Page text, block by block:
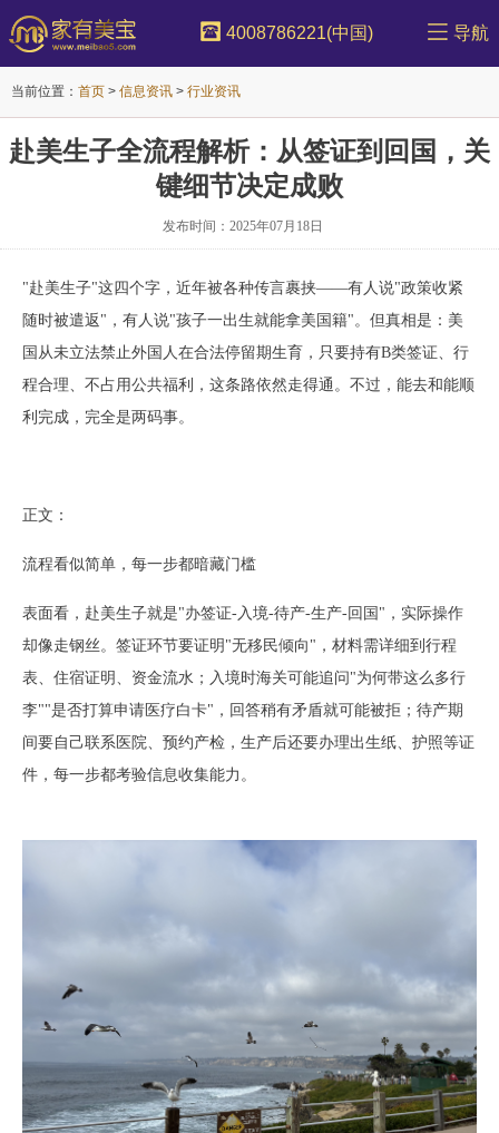
4008786221(中国) 导航
当前位置： 首页 > 信息资讯 > 行业资讯
赴美生子全流程解析：从签证到回国，关
键细节决定成败
发布时间：2025年07月18日
"赴美生子"这四个字，近年被各种传言裹挟——有人说"政策收紧
随时被遣返"，有人说"孩子一出生就能拿美国籍"。但真相是：美
国从未立法禁止外国人在合法停留期生育，只要持有B类签证、行
程合理、不占用公共福利，这条路依然走得通。不过，能去和能顺
利完成，完全是两码事。
正文：
流程看似简单，每一步都暗藏门槛
表面看，赴美生子就是"办签证-入境-待产-生产-回国"，实际操作
却像走钢丝。签证环节要证明"无移民倾向"，材料需详细到行程
表、住宿证明、资金流水；入境时海关可能追问"为何带这么多行
李""是否打算申请医疗白卡"，回答稍有矛盾就可能被拒；待产期
间要自己联系医院、预约产检，生产后还要办理出生纸、护照等证
件，每一步都考验信息收集能力。